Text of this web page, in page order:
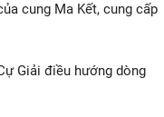
cung Ma Kết, cung cấp
Giải điều hướng dòng